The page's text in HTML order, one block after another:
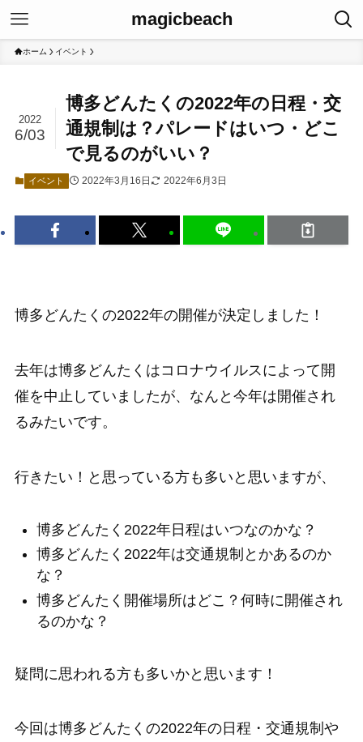
magicbeach
ホーム イベント
博多どんたくの2022年の日程・交
通規制は？パレードはいつ・どこ
で見るのがいい？
2022
6/03
イベント 2022年3月16日 2022年6月3日
博多どんたくの2022年の開催が決定しました！
去年は博多どんたくはコロナウイルスによって開
催を中止していましたが、なんと今年は開催され
るみたいです。
行きたい！と思っている方も多いと思いますが、
博多どんたく2022年日程はいつなのかな？
博多どんたく2022年は交通規制とかあるのか
な？
博多どんたく開催場所はどこ？何時に開催され
るのかな？
疑問に思われる方も多いかと思います！
今回は博多どんたくの2022年の日程・交通規制や